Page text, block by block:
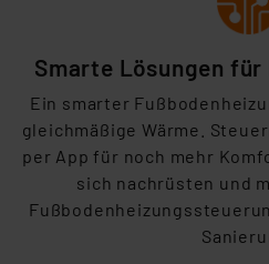
Smarte Lösungen für
Ein smarter
gleichmäßige Wärme.
per App für noch mehr
sich nachrüsten und